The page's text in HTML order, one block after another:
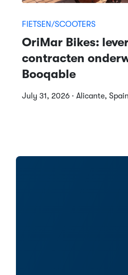
FIETSEN/SCOOTERS
OriMar Bikes:
contracten
Booqable
July 31, 2026 · Alicante, Spain